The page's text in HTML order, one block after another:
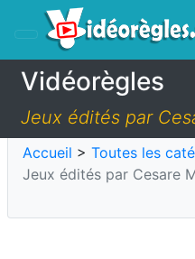
Vidéorègles
Jeux édités par
Accueil > Toutes les
Jeux édités par Cesare